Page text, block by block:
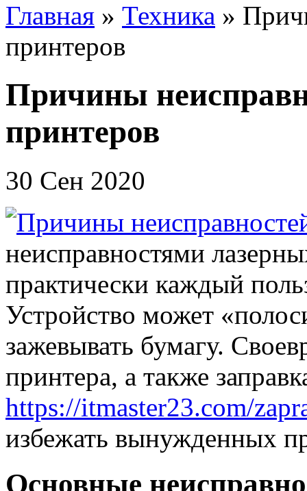
Главная » Техника »
принтеров
Причины
принтеров
30 Сен 2020
неисправностями
практически каждый
Устройство может
зажевывать бумагу.
принтера, а также
https://itmaster23.com/
избежать вынужденных
Основные